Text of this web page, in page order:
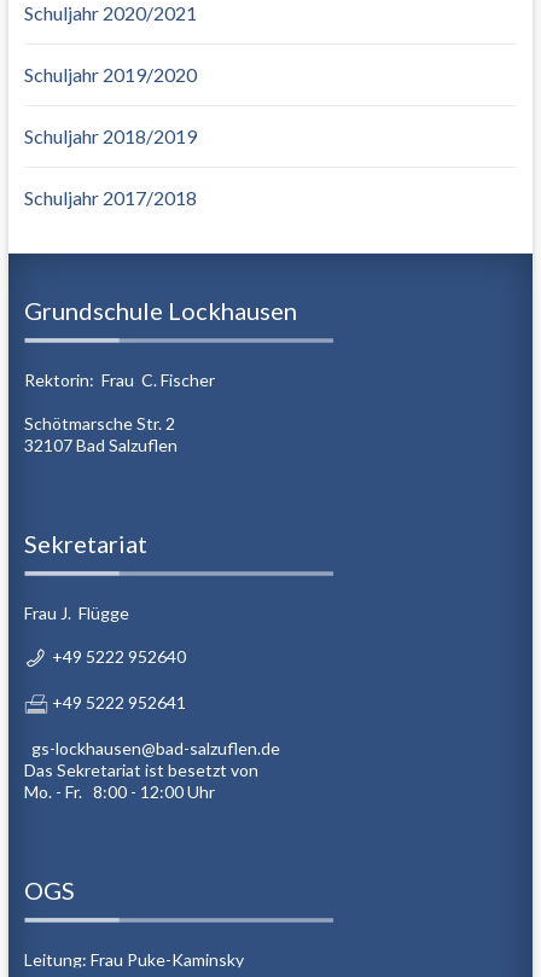
Schuljahr 2020/2021
Schuljahr 2019/2020
Schuljahr 2018/2019
Schuljahr 2017/2018
Grundschule Lockhausen
Rektorin: Frau C. Fischer
Schötmarsche Str. 2
32107 Bad Salzuflen
Sekretariat
Frau J. Flügge
+49 5222 952640
+49 5222 952641
gs-lockhausen@bad-salzuflen.de
Das Sekretariat ist besetzt von
Mo. - Fr. 8:00 - 12:00 Uhr
OGS
Leitung: Frau Puke-Kaminsky